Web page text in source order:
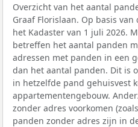
Overzicht van het aantal
Graaf Florislaan. Op basis
het Kadaster van 1 juli 2026.
betreffen het aantal panden
adressen met panden in een
dan het aantal panden. Dit is
in hetzelfde pand gehuisvest
appartementengebouw.
zonder adres voorkomen
panden zonder adres zijn in